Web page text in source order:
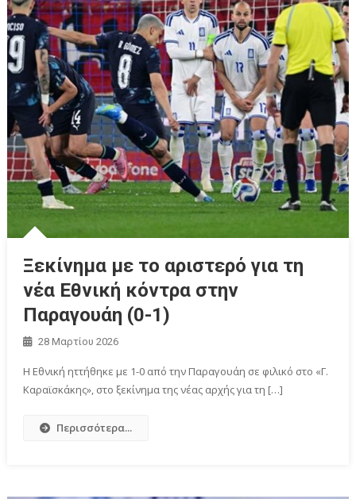
Ξεκίνημα με το αριστερό για τη
νέα Εθνική κόντρα στην
Παραγουάη (0-1)
28 Μαρτίου 2026
Η Εθνική ηττήθηκε με 1-0 από την Παραγουάη σε φιλικό στο «Γ.
Καραϊσκάκης», στο ξεκίνημα της νέας αρχής για τη […]
Περισσότερα...